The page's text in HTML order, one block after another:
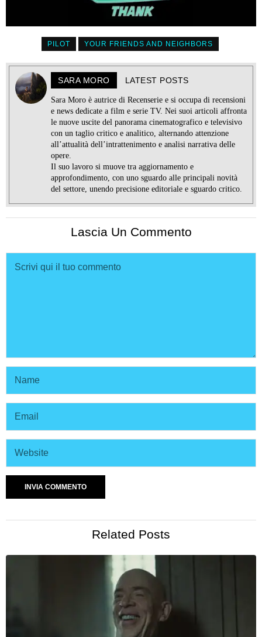
PILOT YOUR FRIENDS AND NEIGHBORS
SARA MORO LATEST POSTS
Sara Moro è autrice di Recenserie e si occupa di recensioni
e news dedicate a film e serie TV. Nei suoi articoli affronta
le nuove uscite del panorama cinematografico e televisivo
con un taglio critico e analitico, alternando attenzione
all’attualità dell’intrattenimento e analisi narrativa delle
opere.
Il suo lavoro si muove tra aggiornamento e
approfondimento, con uno sguardo alle principali novità
del settore, unendo precisione editoriale e sguardo critico.
Lascia Un Commento
Related Posts